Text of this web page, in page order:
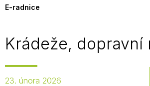
E-radnice
Krádeže, dopravní
23. února 2026